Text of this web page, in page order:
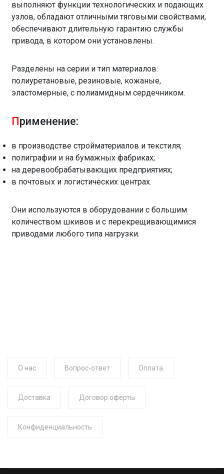
выполняют функции технологических и подающих
узлов, обладают отличными тяговыми свойствами,
обеспечивают длительную гарантию службы
привода, в котором они установлены.
Разделены на серии и тип материалов:
полиуретановые, резиновые, кожаные,
эластомерные, с полиамидным сердечником.
П рименение:
в производстве стройматериалов и текстиля;
полиграфии и на бумажных фабриках;
на деревообрабатывающих предприятиях;
в почтовых и логистических центрах.
Они используются в оборудовании с большим
количеством шкивов и с перекрещивающимися
приводами любого типа нагрузки.
О нас Вопрос-ответ Оплата
Доставка Договор оферты
Конфиденциальность